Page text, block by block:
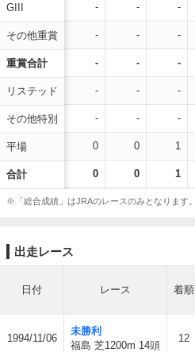
GIII
その他重賞
重賞合計
リステッド
その他特別
平場
合計
- - -
- - -
- - -
- - -
- - -
0 0 1
0 0 1
※「総合成績」はJRAのレースのみとなります。
出走レース
日付 レース 着順
1994/11/06
未勝利
福島 芝1200m 14頭
12